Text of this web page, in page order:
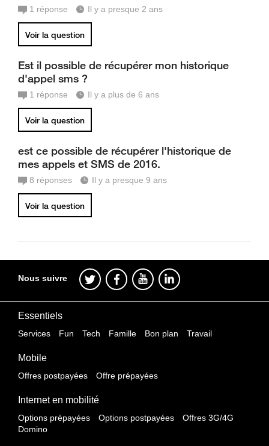
1 réponse Il y a presque 2 ans
Voir la question
Est il possible de récupérer mon historique
d'appel sms ?
1 réponse Il y a plus de 6 ans
Voir la question
est ce possible de récupérer l'historique de
mes appels et SMS de 2016.
8 réponses Il y a presque 9 ans
Voir la question
Nous suivre
Essentiels
Services Fun Tech Famille Bon plan Travail
Mobile
Offres postpayées Offre prépayées
Internet en mobilité
Options prépayées Options postpayées
Offres 3G/4G
Domino